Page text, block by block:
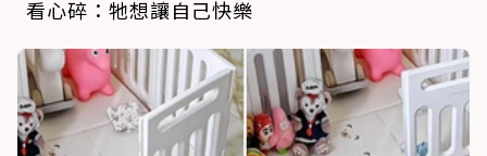
看心碎：牠想讓自己快樂